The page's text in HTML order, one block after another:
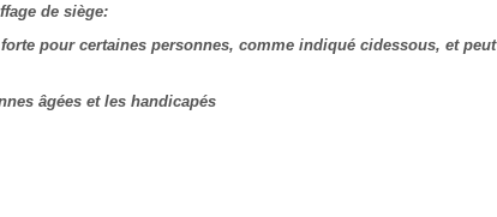
de siège:
pour certaines personnes, comme indiqué cidessous, et peut
âgées et les handicapés